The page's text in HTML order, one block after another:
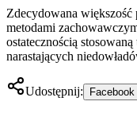
Zdecydowana większość
metodami
ostatecznością
narastających
Udostępnij: Facebook